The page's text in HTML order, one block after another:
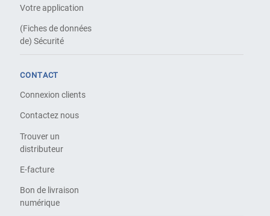
Votre application
(Fiches de données
de) Sécurité
CONTACT
Connexion clients
Contactez nous
Trouver un
distributeur
E-facture
Bon de livraison
numérique